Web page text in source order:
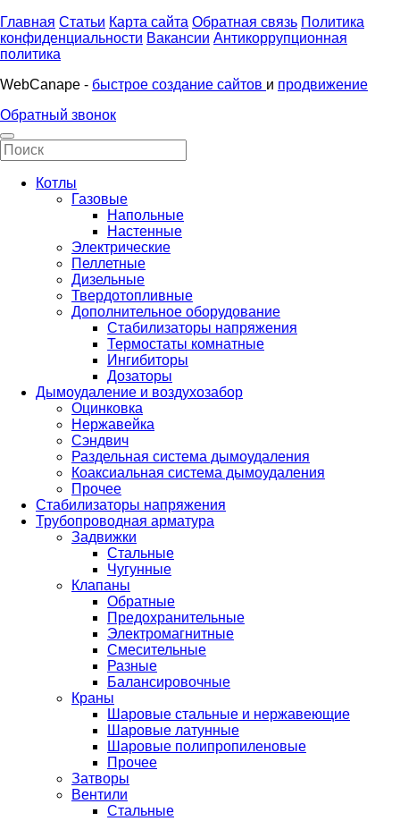
Главная Статьи Карта сайта Обратная связь Политика
конфиденциальности Вакансии Антикоррупционная
политика
WebCanape - быстрое создание сайтов и продвижение
Обратный звонок
Котлы
Газовые
Напольные
Настенные
Электрические
Пеллетные
Дизельные
Твердотопливные
Дополнительное оборудование
Стабилизаторы напряжения
Термостаты комнатные
Ингибиторы
Дозаторы
Дымоудаление и воздухозабор
Оцинковка
Нержавейка
Сэндвич
Раздельная система дымоудаления
Коаксиальная система дымоудаления
Прочее
Стабилизаторы напряжения
Трубопроводная арматура
Задвижки
Стальные
Чугунные
Клапаны
Обратные
Предохранительные
Электромагнитные
Смесительные
Разные
Балансировочные
Краны
Шаровые стальные и нержавеющие
Шаровые латунные
Шаровые полипропиленовые
Прочее
Затворы
Вентили
Стальные